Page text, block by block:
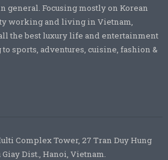
general. Focusing mostly on Korean
working and living in Vietnam,
the best luxury life and entertainment
sports, adventures, cuisine, fashion &
Complex Tower, 27 Tran Duy Hung
Giay Dist., Hanoi, Vietnam.